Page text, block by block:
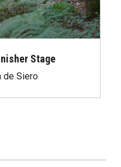
Stage
de Siero